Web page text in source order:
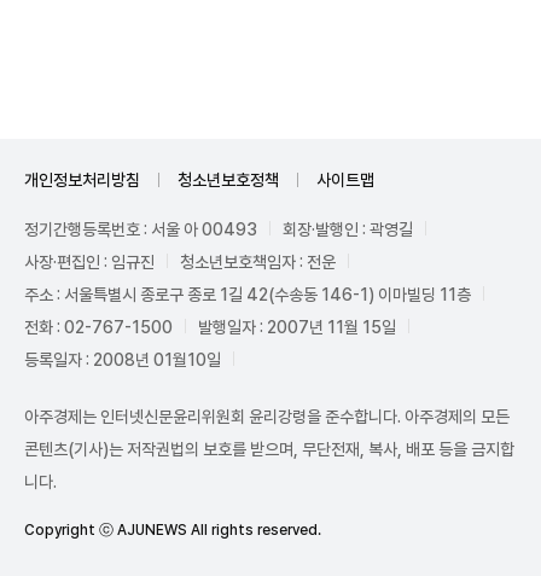
개인정보처리방침 청소년보호정책 사이트맵
정기간행등록번호 : 서울 아 00493
회장·발행인 : 곽영길
사장·편집인 : 임규진
청소년보호책임자 : 전운
주소 : 서울특별시 종로구 종로 1길 42(수송동 146-1) 이마빌딩 11층
전화 : 02-767-1500
발행일자 : 2007년 11월 15일
등록일자 : 2008년 01월10일
아주경제는 인터넷신문윤리위원회 윤리강령을 준수합니다. 아주경제의 모든
콘텐츠(기사)는 저작권법의 보호를 받으며, 무단전재, 복사, 배포 등을 금지합
니다.
Copyright ⓒ AJUNEWS All rights reserved.